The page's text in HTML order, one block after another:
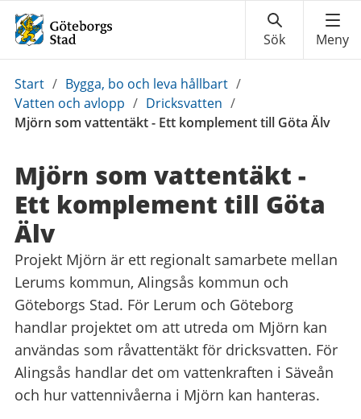
Du
är
här:
Start / Bygga, bo och leva hållbart /
Vatten och avlopp / Dricksvatten /
Mjörn som vattentäkt - Ett komplement till Göta Älv
Mjörn som vattentäkt -
Ett komplement till Göta
Älv
Projekt Mjörn är ett regionalt samarbete mellan
Lerums kommun, Alingsås kommun och
Göteborgs Stad. För Lerum och Göteborg
handlar projektet om att utreda om Mjörn kan
användas som råvattentäkt för dricksvatten. För
Alingsås handlar det om vattenkraften i Säveån
och hur vattennivåerna i Mjörn kan hanteras.